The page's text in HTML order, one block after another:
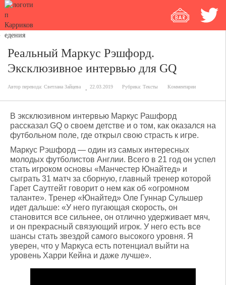
Реальный Маркус Рэшфорд.
Эксклюзивное интервью для GQ
Автор перевода: Светлана Зайцева 22.03.2019 Рубрика: Тексты Комментарии
В эксклюзивном интервью Маркус Рашфорд
рассказал GQ о своем детстве и о том, как оказался на
футбольном поле, где открыл свою страсть к игре.
Маркус Рэшфорд — один из самых интересных
молодых футболистов Англии. Всего в 21 год он успел
стать игроком основы «Манчестер Юнайтед» и
сыграть 31 матч за сборную, главный тренер которой
Гарет Саутгейт говорит о нем как об «огромном
таланте». Тренер «Юнайтед» Оле Гуннар Сульшер
идет дальше: «У него пугающая скорость, он
становится все сильнее, он отлично удерживает мяч,
и он прекрасный связующий игрок. У него есть все
шансы стать звездой самого высокого уровня. Я
уверен, что у Маркуса есть потенциал выйти на
уровень Харри Кейна и даже лучше».